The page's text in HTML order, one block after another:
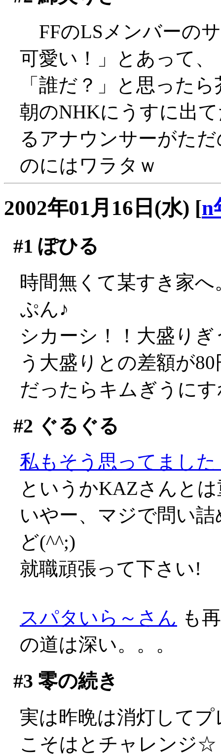
FFのLSメンバーの
可愛い！」とあって、
「誰だ？」と思った
朝のNHKにうすに出
るアナウンサーがた
のにはワラタｗ
2002年01月16日(水) [n
#1 ぽひる
時間無くて某すき家
ぷん♪
シカーシ！！大盛り
う大盛りとの差額が
だったらキムぎうに
#2 ぐるぐる
私もそう思ってました
というかKAZさんと
いやー、マジで問い
ど(^^;)
就職頑張って下さい!
スパタいら～さん も
の道は深い。。。
#3 零の続き
実は昨晩は消灯して
こそはとチャレンジ☆